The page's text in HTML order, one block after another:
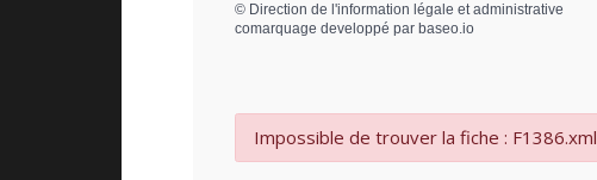
© Direction de l'information légale et administrative
comarquage developpé par baseo.io
Impossible de trouver la fiche : F1386.xml